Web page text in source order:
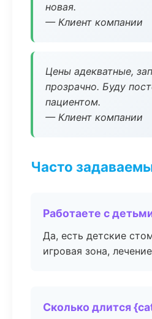
новая.
— Клиент компании
Цены адекватные,
прозрачно. Буду
пациентом.
— Клиент компании
Часто
Работаете с
Да, есть детские
игровая зона,
Сколько длится